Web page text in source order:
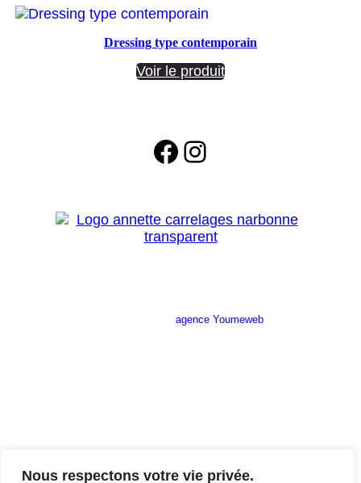
Nous respectons votre vie privée.
Dressing type contemporain
Voir le produit
Facebook
Instagram
agence Youmeweb
Mercredi 08h30 – 12h00 / 14h00 – 18h30